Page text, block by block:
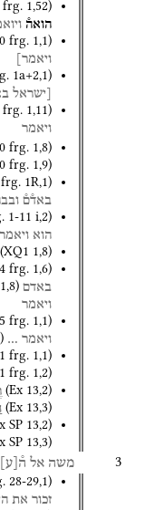
frg. 1,52)
הואה֯
frg. 1,1)
ויאמר]
1a+2,1)
[ישראל
frg. 1,11)
ויאמר
frg. 1,8)
frg. 1,9)
frg. 1R,1)
באד֯ם֯
1-11 i,2)
הוא ויאמר
(XQ1 1,8)
frg. 1,6)
באדם
,8)
ויאמר
frg. 1,1)
ויאמר …
)
frg. 1,1)
frg. 1,2)
(Ex 13,2)
(Ex 13,3)
SP 13,2)
SP 13,3)
3 משה אל ה֯ ע
28-29,1)
זכור את